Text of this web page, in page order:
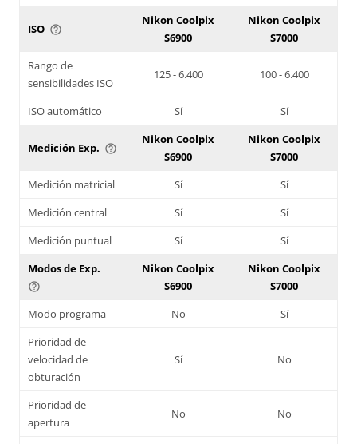
ISO help_outline
Nikon Coolpix
S6900
Nikon Coolpix
S7000
Rango de
sensibilidades ISO
125 - 6.400 100 - 6.400
ISO automático Sí Sí
Medición Exp. help_outline
Nikon Coolpix
S6900
Nikon Coolpix
S7000
Medición matricial
Sí
Sí
Medición central
Sí
Sí
Medición puntual
Sí
Sí
Modos de Exp.
help_outline
Nikon Coolpix
S6900
Nikon Coolpix
S7000
Modo programa
No
Sí
Prioridad de
velocidad de
obturación
Sí No
Prioridad de
apertura
No No